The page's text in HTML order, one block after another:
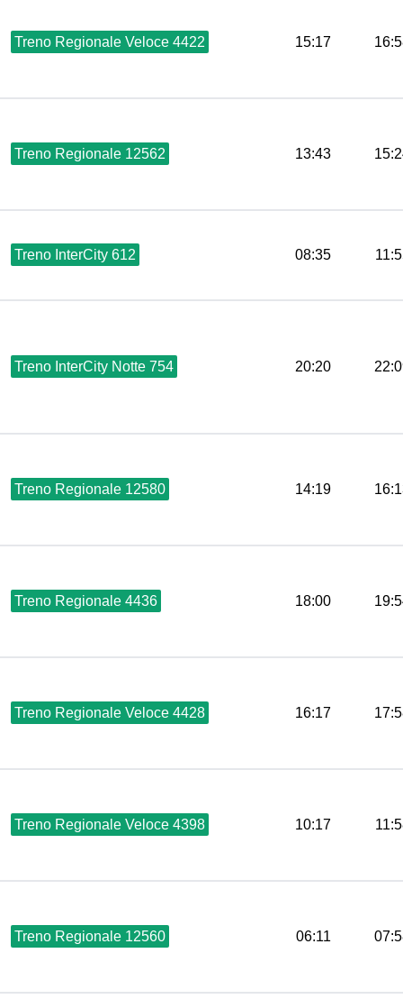
Treno Regionale Veloce 4422 15:17
Treno Regionale 12562 13:43
Treno InterCity 612 08:35
Treno InterCity Notte 754 20:20
Treno Regionale 12580 14:19
Treno Regionale 4436 18:00
Treno Regionale Veloce 4428 16:17
Treno Regionale Veloce 4398 10:17
Treno Regionale 12560 06:11